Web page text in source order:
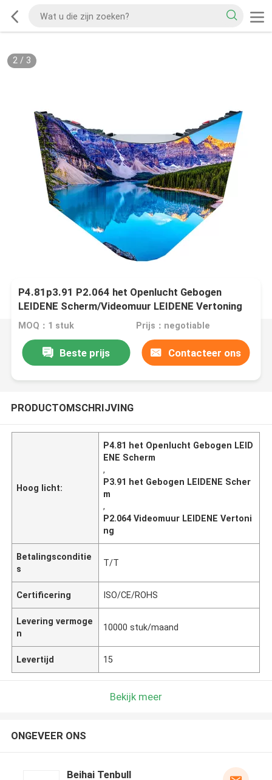
2/ 3
P4.81p3.91 P2.064 het Openlucht Gebogen
LEIDENE Scherm/Videomuur LEIDENE Vertoning
MOQ：1 stuk Prijs：negotiable
Beste prijs Contacteer ons
PRODUCTOMSCHRIJVING
Hoog licht:
P4.81 het Openlucht Gebogen LEID
ENE Scherm
,
P3.91 het Gebogen LEIDENE Scher
m
,
P2.064 Videomuur LEIDENE Vertoni
ng
Betalingsconditie
s
T/T
Certificering ISO/CE/ROHS
Levering vermoge
n
10000 stuk/maand
Levertijd 15
Bekijk meer
ONGEVEER ONS
Beihai Tenbull